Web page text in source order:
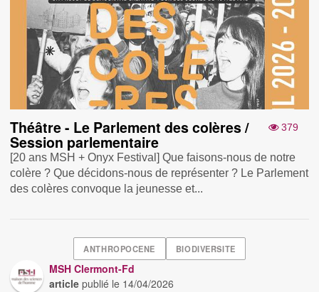
379
Théâtre - Le Parlement des colères /
Session parlementaire
[20 ans MSH + Onyx Festival] Que faisons-nous de notre
colère ? Que décidons-nous de représenter ? Le Parlement
des colères convoque la jeunesse et...
ANTHROPOCENE BIODIVERSITE
MSH Clermont-Fd
article publié le 14/04/2026